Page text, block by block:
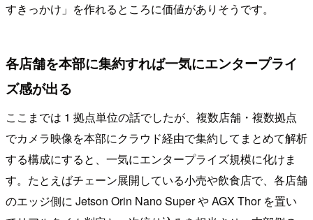
すきっかけ」を作れるところに価値がありそうです。
各店舗を本部に集約すれば一気にエンタープライ
ズ感が出る
ここまでは 1 拠点単位の話でしたが、複数店舗・複数拠点
でカメラ映像を本部にクラウド経由で集約してまとめて解析
する構成にすると、一気にエンタープライズ規模に化けま
す。たとえばチェーン展開している小売や飲食店で、各店舗
のエッジ側に Jetson Orin Nano Super や AGX Thor を置い